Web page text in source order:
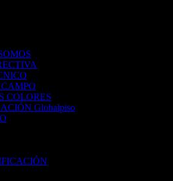
COLORES
Globalpiso